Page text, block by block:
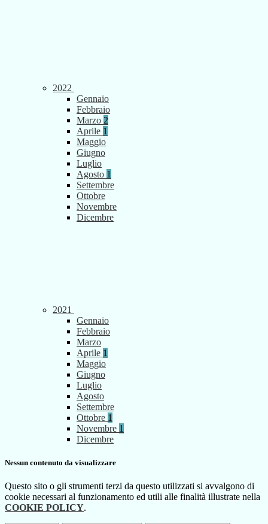
2022
Gennaio
Febbraio
Marzo 2
Aprile 1
Maggio
Giugno
Luglio
Agosto 1
Settembre
Ottobre
Novembre
Dicembre
2021
Gennaio
Febbraio
Marzo
Aprile 1
Maggio
Giugno
Luglio
Agosto
Settembre
Ottobre 1
Novembre 1
Dicembre
Nessun contenuto da visualizzare
Questo sito o gli strumenti terzi da questo utilizzati si avvalgono di
cookie necessari al funzionamento ed utili alle finalità illustrate nella
COOKIE POLICY.